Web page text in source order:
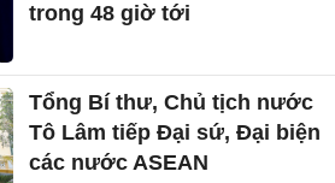
trong 48 giờ tới
Tổng Bí thư, Chủ tịch nước
Tô Lâm tiếp Đại sứ, Đại biện
các nước ASEAN